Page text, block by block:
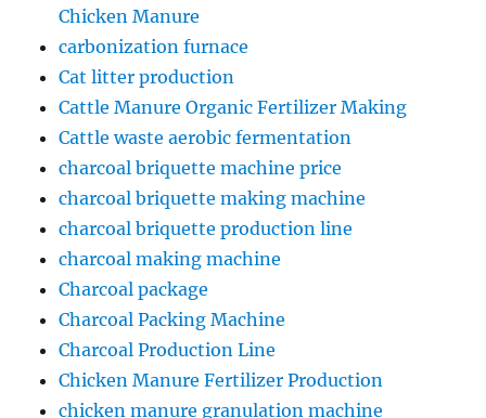
Chicken Manure
carbonization furnace
Cat litter production
Cattle Manure Organic Fertilizer Making
Cattle waste aerobic fermentation
charcoal briquette machine price
charcoal briquette making machine
charcoal briquette production line
charcoal making machine
Charcoal package
Charcoal Packing Machine
Charcoal Production Line
Chicken Manure Fertilizer Production
chicken manure granulation machine